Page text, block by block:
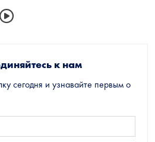
к нам
сегодня и узнавайте первым о